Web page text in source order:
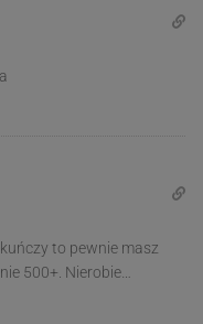
to pewnie masz
500+. Nierobie…